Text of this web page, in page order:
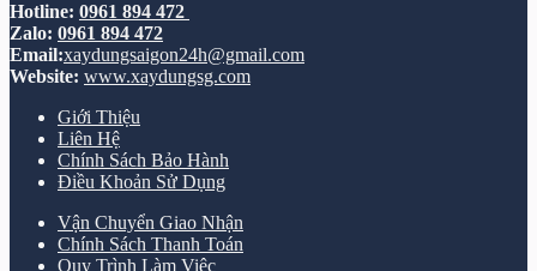
Hotline: 0961 894 472
Zalo: 0961 894 472
Email:xaydungsaigon24h@gmail.com
Website: www.xaydungsg.com
Giới Thiệu
Liên Hệ
Chính Sách Bảo Hành
Điều Khoản Sử Dụng
Vận Chuyển Giao Nhận
Chính Sách Thanh Toán
Quy Trình Làm Việc